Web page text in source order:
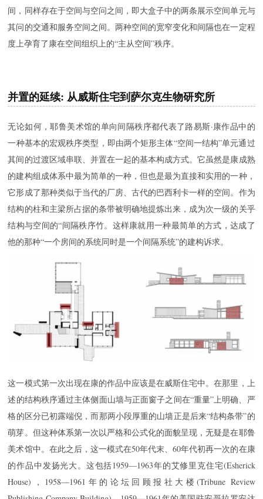
间，同样存在于空间与空问之间，即大盒子中的两条展示空间单元与
其问的交通和服务空间之间。两种空间的宽窄变化和间隔也在一定程
度上孕育了康在空间组织上的“主从空间”秩序。
并置的延续: 从威斯住宅到萨尔克生物研究所
无论如何，耶鲁美术馆的单向间隔秩序都代表了路易斯·康作品中的
一种基本的宏观秩序类型，即由两个矩形主体“空间一结构”单元通过
其间的过渡区域串联、并置在一起的基本构成方式。它虽然是康成熟
的建构组成体系中最为简单的一种，但也是最为直接和实用的一种，
它形成了那种类似于当代的厂房、古代的巴西利卡一样的空间。作为
结构的柱和主梁所占据的条带被明确地提炼出来，成为次一级的关乎
结构与空间的“间隔秩序竹。这样康就用一种最简单的方式，达成了
他的那种“一个房间的系统同时是一个间隔系统”的建构诉求。
这一模式第一次出现在康的作品中应该是在威斯住宅中。在那里，上
述的结构秩序通过主体侧面山墙与正面窗子之间在“重量”上明确、严
格的区分已初露端倪，而那两小段厚重的山墙正是后来“结构条带”的
萌芽。但这种体系第一次以严格和公式化的面貌呈现，无疑是在耶鲁
美术馆中。在此之后，这一模式在50年代末、60年代初再一次的在康
的作品中发扬光大。这包括1959—1963年的艾修里克住宅(Esherick
House)，1958—1961年的论坛回顾报社大楼(Tribune Review